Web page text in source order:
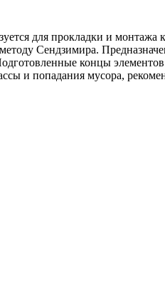
для прокладки и монтажа
Сендзимира.
концы
и попадания мусора,